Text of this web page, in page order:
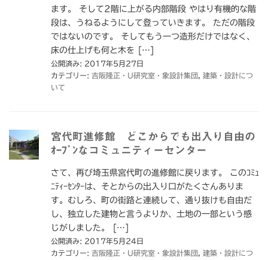
ます。 そして2階に上がる内部階段 やはり有機的な階
段は、うねるようにして登っていきます。 ただの階段
ではないのです。 そしてもう一つ造形だけではなく、
床の仕上げも何と木を […]
公開済み: 2017年5月27日
カテゴリー: 吉阪隆正・U研究室・象設計集団
建築・設計につ
いて
宮代町進修館 どこからでも出入り自由の
ｵｰﾌﾟﾝなコミュニティーセンター
さて、再び埼玉県宮代町の進修館に戻ります。 このｺﾐｭ
ﾆﾃｨｰｾﾝﾀｰは、そとからの出入り口がたくさんありま
す。むしろ、町の街路と連続して、通り抜けも自由だ
し、独立した建物と言うよりか、土地の一部という感
じがしました。 […]
公開済み: 2017年5月24日
カテゴリー: 吉阪隆正・U研究室・象設計集団
建築・設計につ